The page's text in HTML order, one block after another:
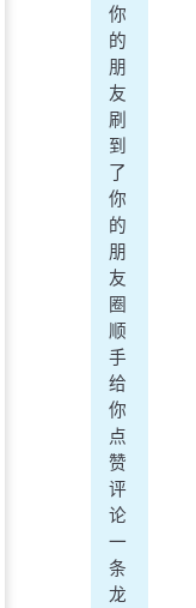
你
的
朋
友
刷
到
了
你
的
朋
友
圈
顺
手
给
你
点
赞
评
论
一
条
龙